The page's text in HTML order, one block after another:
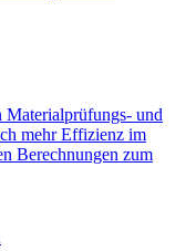
Materialprüfungs- und
mehr Effizienz im
Berechnungen zum